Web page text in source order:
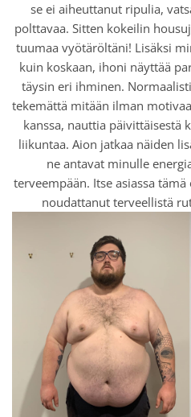
se ei aiheuttanut ripulia,
polttavaa. Sitten kokeilin
tuumaa vyötäröltäni! Lisäksi
kuin koskaan, ihoni näyttää
täysin eri ihminen.
tekemättä mitään ilman
kanssa, nauttia päivittäisestä
liikuntaa. Aion jatkaa näiden
ne antavat minulle
terveempään. Itse asiassa
noudattanut terveellistä